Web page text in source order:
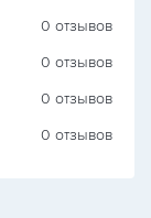
0 отзывов
0 отзывов
0 отзывов
0 отзывов